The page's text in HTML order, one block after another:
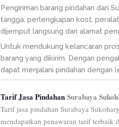
Pengiriman barang pindahan dari
tangga, perlengkapan kost,
dijemput langsung dari alamat
Untuk mendukung kelancaran
barang yang dikirim. Dengan
dapat menjalani pindahan dengan
Tarif Jasa PindahanSurabaya
Tarif jasa pindahan Surabaya
mendapatkan penawaran tarif terbaik